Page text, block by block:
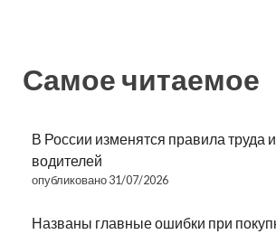
Самое читаемое
В России изменятся правила труда
водителей
опубликовано 31/07/2026
Названы главные ошибки при